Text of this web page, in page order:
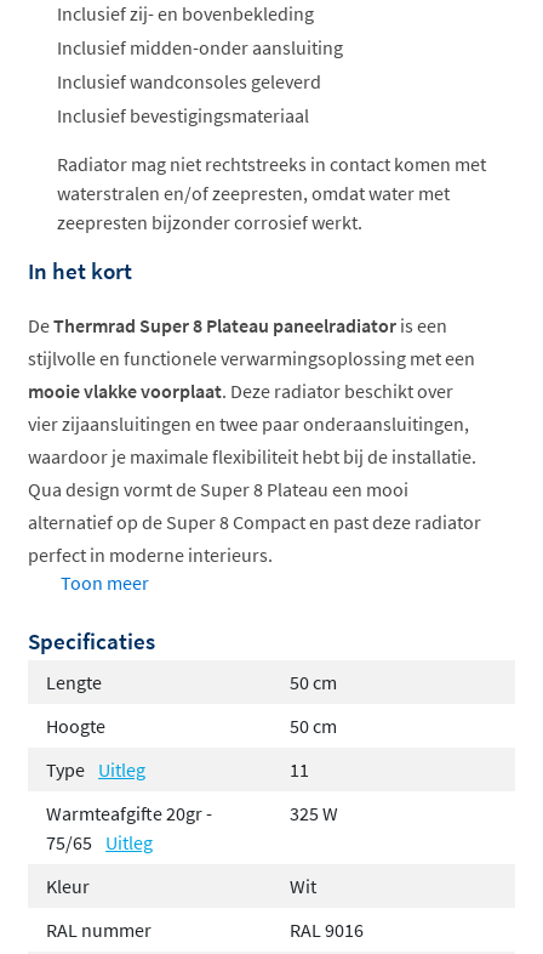
Inclusief zij- en bovenbekleding
Inclusief midden-onder aansluiting
Inclusief wandconsoles geleverd
Inclusief bevestigingsmateriaal
Radiator mag niet rechtstreeks in contact komen met
waterstralen en/of zeepresten, omdat water met
zeepresten bijzonder corrosief werkt.
In het kort
DeThermrad Super 8 Plateau paneelradiator is een
stijlvolle en functionele verwarmingsoplossing met een
mooie vlakke voorplaat. Deze radiator beschikt over
vier zijaansluitingen en twee paar onderaansluitingen,
waardoor je maximale flexibiliteit hebt bij de installatie.
Qua design vormt de Super 8 Plateau een mooi
alternatief op de Super 8 Compact en past deze radiator
perfect in moderne interieurs.
Flexibele aansluitingen
Compleet met ophangmateriaal
Losse insert ventiel meegeleverd
Modern en tijdloos design
Moderne uitstraling
In tegenstelling tot de standaard geribbelde voorkant
van de Super 8 Compact, heeft de Plateau-serie een
Toon meer
Specificaties
Lengte
50 cm
Hoogte
50 cm
Type Uitleg
11
Warmteafgifte 20gr -
75/65 Uitleg
325 W
Kleur
Wit
RAL nummer
RAL 9016